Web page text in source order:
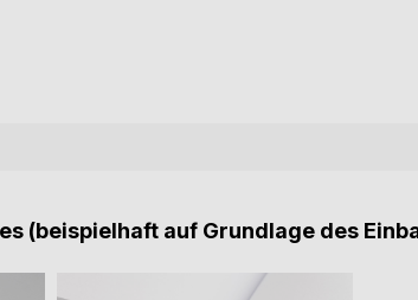
(beispielhaft auf Grundlage des